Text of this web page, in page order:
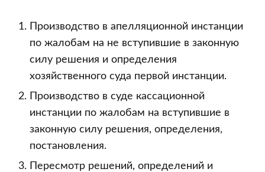
Производство в апелляционной инстанции
по жалобам на не вступившие в законную
силу решения и определения
хозяйственного суда первой инстанции.
Производство в суде кассационной
инстанции по жалобам на вступившие в
законную силу решения, определения,
постановления.
Пересмотр решений, определений и